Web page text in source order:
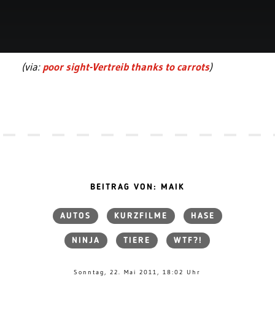
(via:poor sight-Vertreib thanks to carrots)
BEITRAG VON: MAIK
AUTOS KURZFILME HASE
NINJA TIERE WTF?!
Sonntag, 22. Mai 2011, 18:02 Uhr